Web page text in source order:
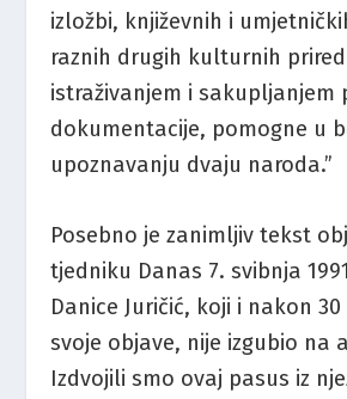
izložbi, književnih i
raznih drugih kulturnih
istraživanjem i sakupljanjem
dokumentacije, pomogne u
upoznavanju dvaju naroda.”
Posebno je zanimljiv tekst
tjedniku Danas 7. svibnja
Danice Juričić, koji i nakon
svoje objave, nije izgubio na
Izdvojili smo ovaj pasus iz